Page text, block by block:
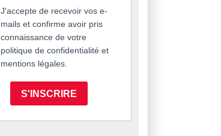
J'accepte de recevoir vos e-
mails et confirme avoir pris
connaissance de votre
politique de confidentialité et
mentions légales.
S'INSCRIRE